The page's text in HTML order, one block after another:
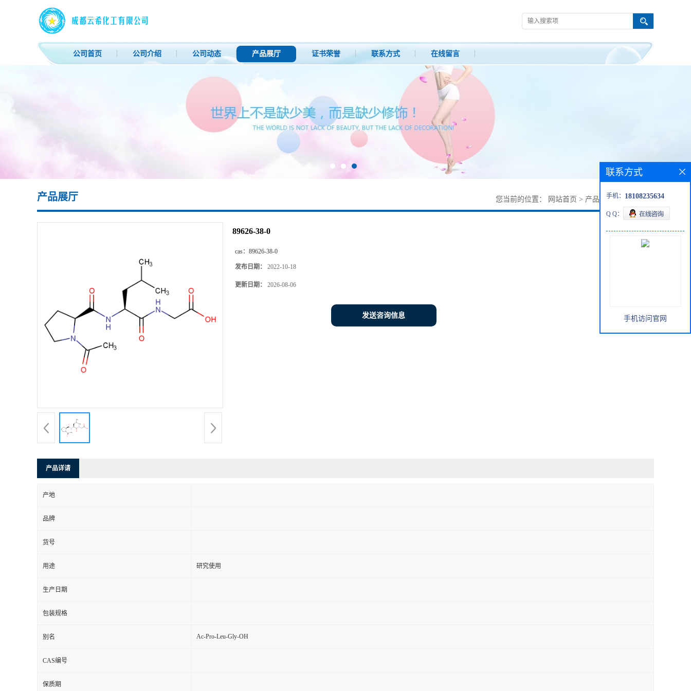
公司首页 公司介绍 公司动态 产品展厅 证书荣誉 联系方式 在线留言
产品展厅 您当前的位置： 网站首页 > 产品展厅>89626-38-0
89626-38-0
cas： 89626-38-0
发布日期： 2022-10-18
更新日期： 2026-08-06
发送咨询信息
产品详请
产地
品牌
货号
用途 研究使用
生产日期
包装规格
别名 Ac-Pro-Leu-Gly-OH
CAS编号
保质期
联系方式
手机： 18108235634
Q Q：
手机访问官网